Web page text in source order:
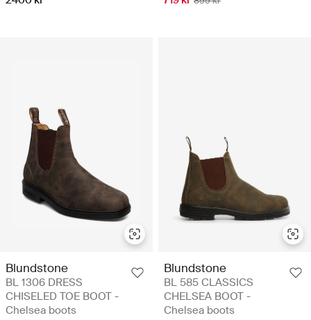
Blundstone
BL 1306 DRESS
CHISELED TOE BOOT -
Chelsea boots
Blundstone
BL 585 CLASSICS
CHELSEA BOOT -
Chelsea boots